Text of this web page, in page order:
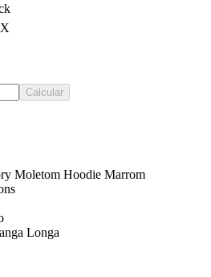
Calcular
Moletom Hoodie Marrom
Longa